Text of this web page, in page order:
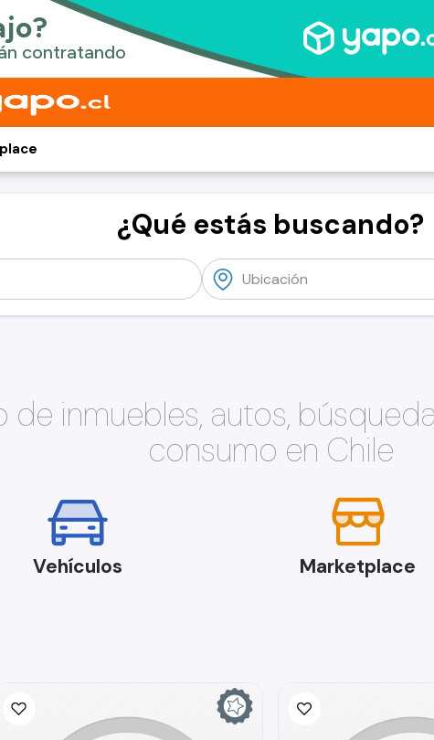
¿Qué estás buscando?
de inmuebles, autos,
consumo en Chile
Vehículos Marketplace